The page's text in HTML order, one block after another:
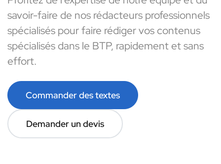
savoir-faire de nos rédacteurs professionnels
spécialisés pour faire rédiger vos contenus
spécialisés dans le BTP, rapidement et sans
effort.
Commander des textes
Demander un devis